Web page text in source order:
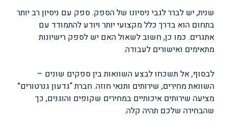
שנית, יש לברר לגבי ניסיונו של הספק. ספק עם ניסיון רב יותר
בתחום הוא בדרך כלל מקצועי יותר ויודע להתמודד עם
אתגרים. כמו כן, חשוב לשאול האם יש לספק רישיונות
מתאימים ואישורים לעבודה.
לבסוף, אל תשכחו לבצע השוואות בין ספקים שונים –
השוואת מחירים, שירותים ותנאי חוזה. חברת “גדעון גנרטורים”
מציעה שירותים איכותיים במחירים שקופים והוגנים, כך
שהבחירה שלכם תהיה קלה.